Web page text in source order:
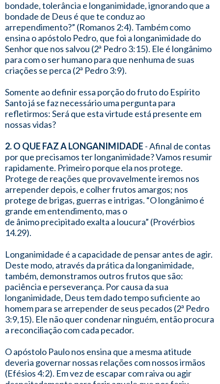
bondade, tolerância e longanimidade, ignorando que a
bondade de Deus é que te conduz ao
arrependimento?” (Romanos 2:4). Também como
ensina o apóstolo Pedro, que foi a longanimidade do
Senhor que nos salvou (2ª Pedro 3:15). Ele é longânimo
para com o ser humano para que nenhuma de suas
criações se perca (2ª Pedro 3:9).
Somente ao definir essa porção do fruto do Espírito
Santo já se faz necessário uma pergunta para
refletirmos: Será que esta virtude está presente em
nossas vidas?
2. O QUE FAZ A LONGANIMIDADE - Afinal de contas
por que precisamos ter longanimidade? Vamos resumir
rapidamente. Primeiro porque ela nos protege.
Protege de reações que provavelmente iremos nos
arrepender depois, e colher frutos amargos; nos
protege de brigas, guerras e intrigas. “O longânimo é
grande em entendimento, mas o
de ânimo precipitado exalta a loucura” (Provérbios
14.29).
Longanimidade é a capacidade de pensar antes de agir.
Deste modo, através da prática da longanimidade,
também, demonstramos outros frutos que são:
paciência e perseverança. Por causa da sua
longanimidade, Deus tem dado tempo suficiente ao
homem para se arrepender de seus pecados (2ª Pedro
3:9,15). Ele não quer condenar ninguém, então procura
a reconciliação com cada pecador.
O apóstolo Paulo nos ensina que a mesma atitude
deveria governar nossas relações com nossos irmãos
(Efésios 4:2). Em vez de escapar com raiva ou agir